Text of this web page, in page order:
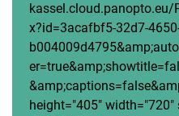
x?id=3acafbf5-32d7-
height="405"